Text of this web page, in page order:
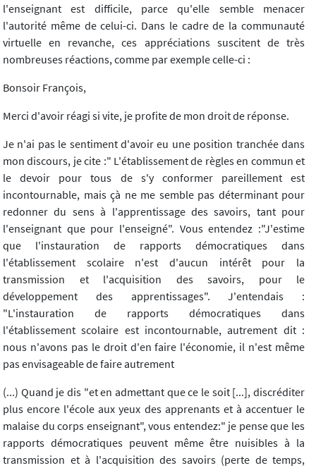
l'enseignant est difficile, parce qu'elle semble menacer
l'autorité même de celui-ci. Dans le cadre de la communauté
virtuelle en revanche, ces appréciations suscitent de très
nombreuses réactions, comme par exemple celle-ci :
Bonsoir François,
Merci d'avoir réagi si vite, je profite de mon droit de réponse.
Je n'ai pas le sentiment d'avoir eu une position tranchée dans
mon discours, je cite :" L'établissement de règles en commun et
le devoir pour tous de s'y conformer pareillement est
incontournable, mais çà ne me semble pas déterminant pour
redonner du sens à l'apprentissage des savoirs, tant pour
l'enseignant que pour l'enseigné". Vous entendez :"J'estime
que l'instauration de rapports démocratiques dans
l'établissement scolaire n'est d'aucun intérêt pour la
transmission et l'acquisition des savoirs, pour le
développement des apprentissages". J'entendais :
"L'instauration de rapports démocratiques dans
l'établissement scolaire est incontournable, autrement dit :
nous n'avons pas le droit d'en faire l'économie, il n'est même
pas envisageable de faire autrement
(...) Quand je dis "et en admettant que ce le soit [...], discréditer
plus encore l'école aux yeux des apprenants et à accentuer le
malaise du corps enseignant", vous entendez:" je pense que les
rapports démocratiques peuvent même être nuisibles à la
transmission et à l'acquisition des savoirs (perte de temps,